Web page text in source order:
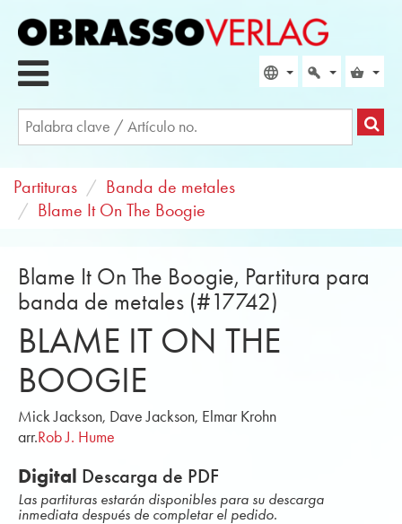
Partituras
Banda de metales
Blame It On The Boogie
Blame It On The Boogie, Partitura para
banda de metales (#17742)
BLAME IT ON THE
BOOGIE
Mick Jackson, Dave Jackson, Elmar Krohn
arr.Rob J. Hume
Digital Descarga de PDF
Las partituras estarán disponibles para su descarga
inmediata después de completar el pedido.